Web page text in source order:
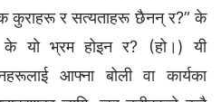
कुराहरू र सत्यताहरू छैनन् र?” के
के यो भ्रम होइन र? (हो।) यी
आफ्ना बोली वा कार्यका